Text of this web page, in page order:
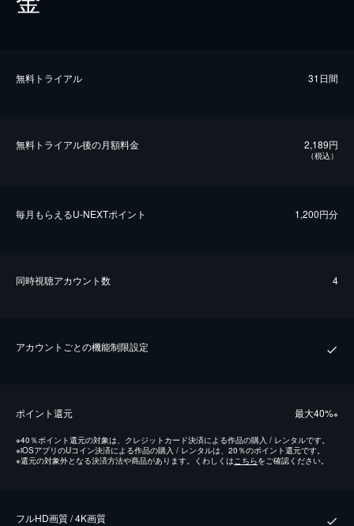
無料トライアル 31日間
無料トライアル後の⽉額料金 2,189円
（税込）
毎⽉もらえるU-NEXTポイント 1,200円分
同時視聴アカウント数 4
アカウントごとの機能制限設定
ポイント還元 最⼤40%※
※40％ポイント還元の対象は、クレジットカード決済による作品の購入 / レンタルです。
※iOSアプリのUコイン決済による作品の購入 / レンタルは、20％のポイント還元です。
※還元の対象外となる決済方法や商品があります。くわしくはこちらをご確認ください。
フルHD画質 / 4K画質